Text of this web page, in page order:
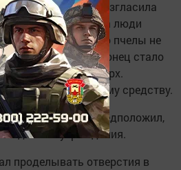
семья провозгласила
войну. За два года люди
всё, что могли, но пчелы не
семьи под конец стало
берут над ними верх.
к последнему средству.
прибыв в дом, предположил,
где-то внутри здания.
проделывать отверстия в